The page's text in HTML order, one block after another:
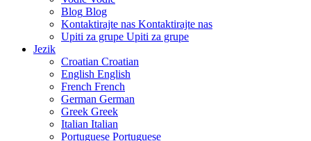
Blog Blog
Kontaktirajte nas Kontaktirajte nas
Upiti za grupe Upiti za grupe
Jezik
Croatian Croatian
English English
French French
German German
Greek Greek
Italian Italian
Portuguese Portuguese